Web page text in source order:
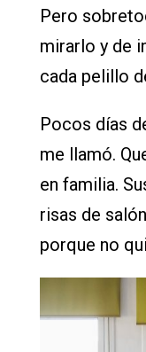
Pero
mirarlo y de
cada pelillo
Pocos días
me llamó.
en familia.
risas de
porque no